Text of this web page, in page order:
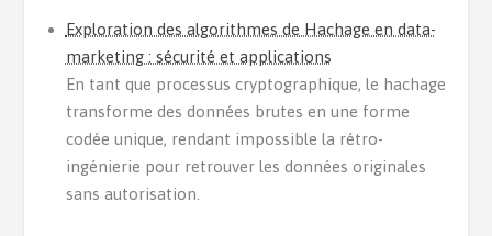
Exploration des algorithmes de Hachage en data-
marketing : sécurité et applications
En tant que processus cryptographique, le hachage
transforme des données brutes en une forme
codée unique, rendant impossible la rétro-
ingénierie pour retrouver les données originales
sans autorisation.